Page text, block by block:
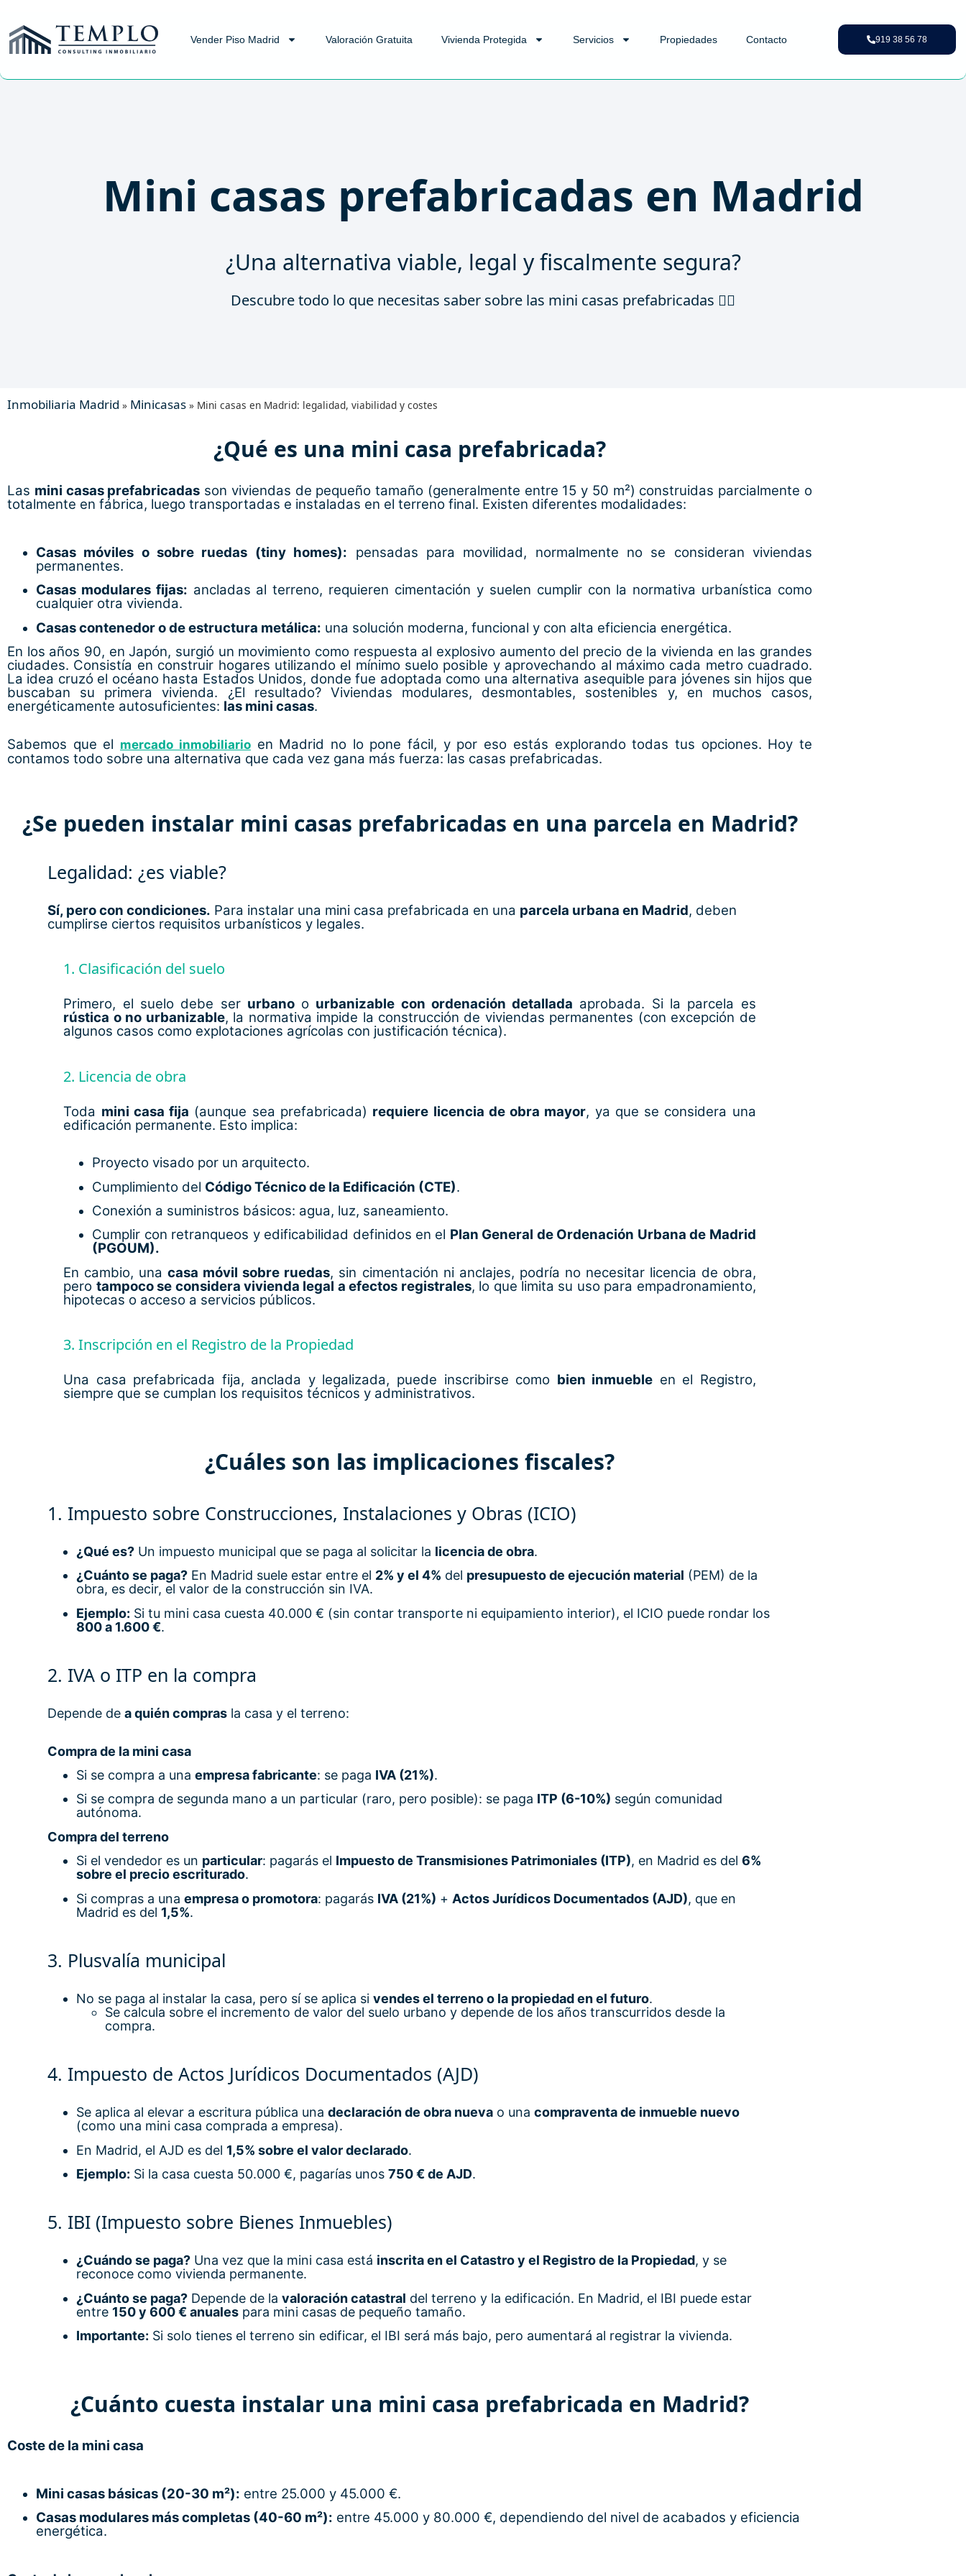
Vender Piso Madrid Valoración Gratuita Vivienda Protegida Servicios Propiedades Contacto 919 38 56 78
Mini casas prefabricadas en Madrid
¿Una alternativa viable, legal y fiscalmente segura?
Descubre todo lo que necesitas saber sobre las mini casas prefabricadas 👇🏼
Inmobiliaria Madrid » Minicasas » Mini casas en Madrid: legalidad, viabilidad y costes
¿Qué es una mini casa prefabricada?
Las mini casas prefabricadas son viviendas de pequeño tamaño (generalmente entre 15 y 50 m²) construidas parcialmente o
totalmente en fábrica, luego transportadas e instaladas en el terreno final. Existen diferentes modalidades:
Casas móviles o sobre ruedas (tiny homes): pensadas para movilidad, normalmente no se consideran viviendas
permanentes.
Casas modulares fijas: ancladas al terreno, requieren cimentación y suelen cumplir con la normativa urbanística como
cualquier otra vivienda.
Casas contenedor o de estructura metálica: una solución moderna, funcional y con alta eficiencia energética.
En los años 90, en Japón, surgió un movimiento como respuesta al explosivo aumento del precio de la vivienda en las grandes
ciudades. Consistía en construir hogares utilizando el mínimo suelo posible y aprovechando al máximo cada metro cuadrado.
La idea cruzó el océano hasta Estados Unidos, donde fue adoptada como una alternativa asequible para jóvenes sin hijos que
buscaban su primera vivienda. ¿El resultado? Viviendas modulares, desmontables, sostenibles y, en muchos casos,
energéticamente autosuficientes: las mini casas.
Sabemos que el mercado inmobiliarioen Madrid no lo pone fácil, y por eso estás explorando todas tus opciones. Hoy te
contamos todo sobre una alternativa que cada vez gana más fuerza: las casas prefabricadas.
¿Se pueden instalar mini casas prefabricadas en una parcela en Madrid?
Legalidad: ¿es viable?
Sí, pero con condiciones. Para instalar una mini casa prefabricada en una parcela urbana en Madrid, deben
cumplirse ciertos requisitos urbanísticos y legales.
1. Clasificación del suelo
Primero, el suelo debe ser urbanoo urbanizable con ordenación detallada aprobada. Si la parcela es
rústica o no urbanizable, la normativa impide la construcción de viviendas permanentes (con excepción de
algunos casos como explotaciones agrícolas con justificación técnica).
2. Licencia de obra
Toda mini casa fija (aunque sea prefabricada) requiere licencia de obra mayor, ya que se considera una
edificación permanente. Esto implica:
Proyecto visado por un arquitecto.
Cumplimiento del Código Técnico de la Edificación (CTE).
Conexión a suministros básicos: agua, luz, saneamiento.
Cumplir con retranqueos y edificabilidad definidos en el Plan General de Ordenación Urbana de Madrid
(PGOUM).
En cambio, unacasa móvil sobre ruedas, sin cimentación ni anclajes, podría no necesitar licencia de obra,
pero tampoco se considera vivienda legal a efectos registrales, lo que limita su uso para empadronamiento,
hipotecas o acceso a servicios públicos.
3. Inscripción en el Registro de la Propiedad
Una casa prefabricada fija, anclada y legalizada, puede inscribirse como bien inmueble en el Registro,
siempre que se cumplan los requisitos técnicos y administrativos.
¿Cuáles son las implicaciones fiscales?
1. Impuesto sobre Construcciones, Instalaciones y Obras (ICIO)
¿Qué es? Un impuesto municipal que se paga al solicitar la licencia de obra.
¿Cuánto se paga? En Madrid suele estar entre el 2% y el 4% del presupuesto de ejecución material (PEM) de la
obra, es decir, el valor de la construcción sin IVA.
Ejemplo: Si tu mini casa cuesta 40.000 € (sin contar transporte ni equipamiento interior), el ICIO puede rondar los
800 a 1.600 €.
2. IVA o ITP en la compra
Depende de a quién compras la casa y el terreno:
Compra de la mini casa
Si se compra a una empresa fabricante: se paga IVA (21%).
Si se compra de segunda mano a un particular (raro, pero posible): se paga ITP (6-10%) según comunidad
autónoma.
Compra del terreno
Si el vendedor es un particular: pagarás el Impuesto de Transmisiones Patrimoniales (ITP), en Madrid es del 6%
sobre el precio escriturado.
Si compras a una empresa o promotora: pagarás IVA (21%) + Actos Jurídicos Documentados (AJD), que en
Madrid es del 1,5%.
3. Plusvalía municipal
No se paga al instalar la casa, pero sí se aplica si vendes el terreno o la propiedad en el futuro.
Se calcula sobre el incremento de valor del suelo urbano y depende de los años transcurridos desde la
compra.
4. Impuesto de Actos Jurídicos Documentados (AJD)
Se aplica al elevar a escritura pública una declaración de obra nueva o una compraventa de inmueble nuevo
(como una mini casa comprada a empresa).
En Madrid, el AJD es del 1,5% sobre el valor declarado.
Ejemplo: Si la casa cuesta 50.000 €, pagarías unos 750 € de AJD.
5. IBI (Impuesto sobre Bienes Inmuebles)
¿Cuándo se paga? Una vez que la mini casa está inscrita en el Catastro y el Registro de la Propiedad, y se
reconoce como vivienda permanente.
¿Cuánto se paga? Depende de la valoración catastral del terreno y la edificación. En Madrid, el IBI puede estar
entre 150 y 600 € anuales para mini casas de pequeño tamaño.
Importante: Si solo tienes el terreno sin edificar, el IBI será más bajo, pero aumentará al registrar la vivienda.
¿Cuánto cuesta instalar una mini casa prefabricada en Madrid?
Coste de la mini casa
Mini casas básicas (20-30 m²): entre 25.000 y 45.000 €.
Casas modulares más completas (40-60 m²): entre 45.000 y 80.000 €, dependiendo del nivel de acabados y eficiencia
energética.